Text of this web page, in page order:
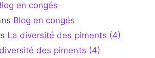
en congés
Blog en congés
La diversité des piments (4)
des piments (4)